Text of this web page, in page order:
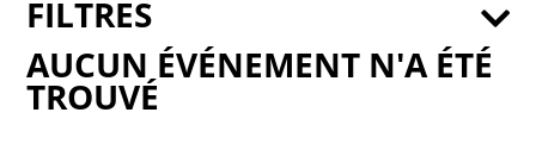
AUCUN ÉVÉNEMENT N'A ÉTÉ
TROUVÉ
FILTRES